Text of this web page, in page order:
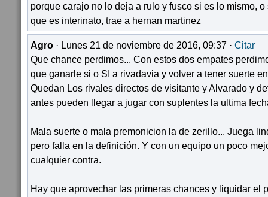
porque carajo no lo deja a rulo y fusco si es lo mismo,
que es interinato, trae a hernan martinez
Agro · Lunes 21 de noviembre de 2016, 09:37 · Citar
Que chance perdimos... Con estos dos empates
que ganarle si o SI a rivadavia y volver a tener suerte
Quedan Los rivales directos de visitante y Alvarado y
antes pueden llegar a jugar con suplentes la ultima
Mala suerte o mala premonicion la de zerillo... Juega
pero falla en la definición. Y con un equipo un poco
cualquier contra.
Hay que aprovechar las primeras chances y liquidar el